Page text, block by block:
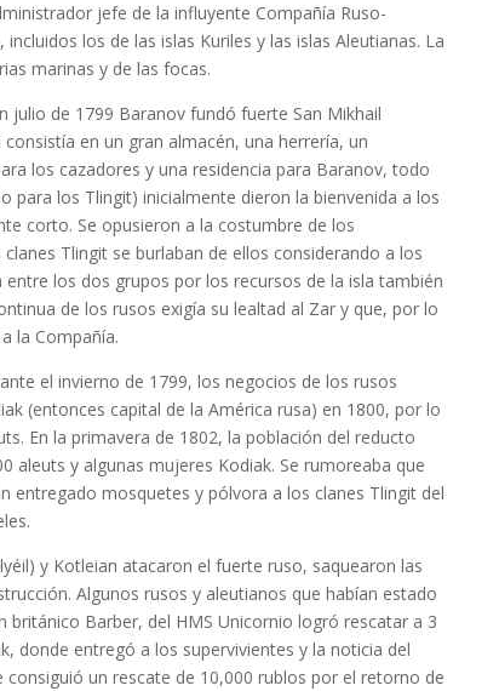
jefe de la influyente Compañía Ruso-
los de las islas Kuriles y las islas Aleutianas. La
marinas y de las focas.
julio de 1799 Baranov fundó fuerte San Mikhail
en un gran almacén, una herrería, un
los cazadores y una residencia para Baranov, todo
para los Tlingit) inicialmente dieron la bienvenida a los
corto. Se opusieron a la costumbre de los
Tlingit se burlaban de ellos considerando a los
los dos grupos por los recursos de la isla también
de los rusos exigía su lealtad al Zar y que, por lo
la Compañía.
el invierno de 1799, los negocios de los rusos
(entonces capital de la América rusa) en 1800, por lo
En la primavera de 1802, la población del reducto
aleuts y algunas mujeres Kodiak. Se rumoreaba que
entregado mosquetes y pólvora a los clanes Tlingit del
y Kotleian atacaron el fuerte ruso, saquearon las
Algunos rusos y aleutianos que habían estado
Barber, del HMS Unicornio logró rescatar a 3
donde entregó a los supervivientes y la noticia del
un rescate de 10,000 rublos por el retorno de